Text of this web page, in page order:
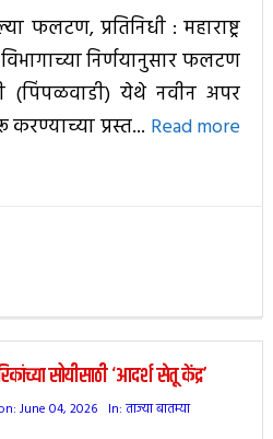
फलटण, प्रतिनिधी : महाराष्ट्र
निर्णयानुसार फलटण
(पिंपळवाडी) येथे नवीन अपर
प्रस्त... Read more
सोयीसाठी ‘आदर्श सेतू केंद्र’
June 04, 2026 In: ताज्या बातम्या